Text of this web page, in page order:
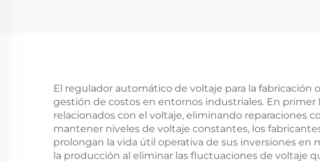
El regulador automático de voltaje para la
gestión de costos en entornos industriales. En
relacionados con el voltaje, eliminando reparaciones
mantener niveles de voltaje constantes, los
prolongan la vida útil operativa de sus inversiones en
la producción al eliminar las fluctuaciones de voltaje